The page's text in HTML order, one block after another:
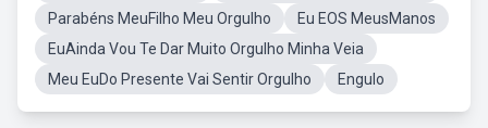
Parabéns MeuFilho Meu Orgulho
Eu EOS MeusManos
EuAinda Vou Te Dar Muito Orgulho Minha Veia
Meu EuDo Presente Vai Sentir Orgulho
Engulo